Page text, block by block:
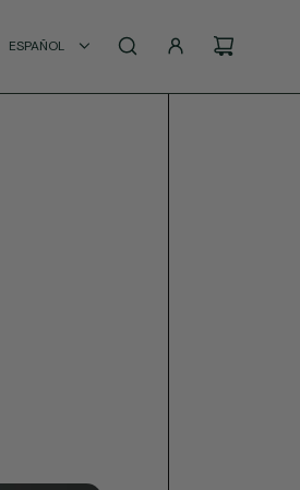
ESPAÑOL